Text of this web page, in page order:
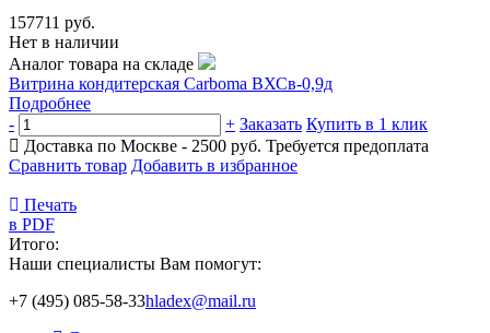
157711 руб.
Нет в наличии
Аналог товара на складе
Витрина кондитерская Carboma ВХСв-0,9д
Подробнее
-
+ Заказать Купить в 1 клик
Доставка по Москве - 2500 руб. Требуется предоплата
Сравнить товар Добавить в избранное
Печать
в PDF
Итого:
Наши специалисты Вам помогут:
+7 (495) 085-58-33hladex@mail.ru